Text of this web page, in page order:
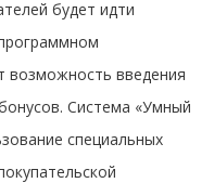
будет идти
возможность введения
Система «Умный
специальных